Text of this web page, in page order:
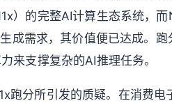
）的完整AI计算生态系统，
成需求，其价值便已达成。
来支撑复杂的AI推理任务。
跑分所引发的质疑。在消费电